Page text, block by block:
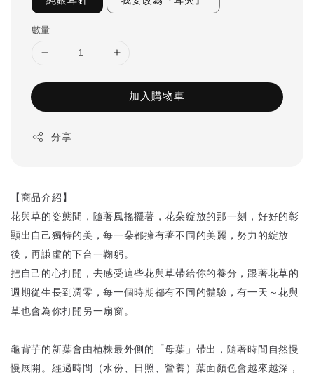
數量
加入購物車
分享
【商品介紹】
花與草的姿態間，隨著風搖擺著，花朵綻放的那一刻，好好的彰
顯出自己獨特的美，每一朵都擁有著不同的美麗，努力的綻放
後，再謙虛的下台一鞠躬。
把自己的心打開，去感受這些花與草帶給你的養分，跟著花草的
週期從生長到凋零，每一個時期都有不同的體驗，有一天～花與
草也會為你打開另一扇窗。
龜背芋的新葉會由植株最外側的「母葉」帶出，隨著時間自然慢
慢展開。經過時間（水份、日照、營養）葉面顏色會越來越深，